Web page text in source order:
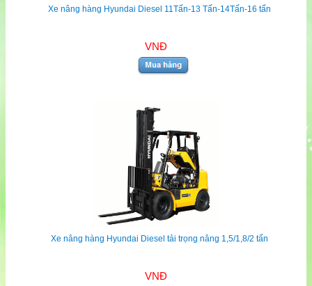
Xe nâng hàng Hyundai Diesel 11Tấn-13 Tấn-14Tấn-16 tấn
VNĐ
Xe nâng hàng Hyundai Diesel tải trọng nâng 1,5/1,8/2 tấn
VNĐ